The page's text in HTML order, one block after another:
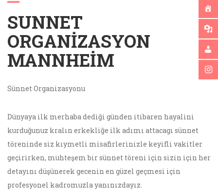
SUNNET
ORGANIZASYON
MANNHEIM
Sünnet Organizasyonu
Dünyaya ilk merhaba dediği günden itibaren hayalini
kurduğunuz kralın erkekliğe ilk adımı attacagı sünnet
töreninde siz kıymetli misafirlerinizle keyifli vakitler
geçirirken, muhteşem bir sünnet töreni için sizin için her
detayını düşünerek gecenin en güzel geçmesi için
profesyonel kadromuzla yanınızdayız.